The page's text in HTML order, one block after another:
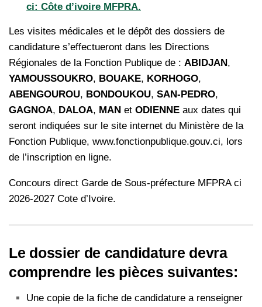
ci: Côte d’ivoire MFPRA.
Les visites médicales et le dépôt des dossiers de
candidature s’effectueront dans les Directions
Régionales de la Fonction Publique de : ABIDJAN,
YAMOUSSOUKRO, BOUAKE, KORHOGO,
ABENGOUROU, BONDOUKOU, SAN-PEDRO,
GAGNOA, DALOA, MAN et ODIENNE aux dates qui
seront indiquées sur le site internet du Ministère de la
Fonction Publique, www.fonctionpublique.gouv.ci, lors
de l’inscription en ligne.
Concours direct Garde de Sous-préfecture MFPRA ci
2026-2027 Cote d’Ivoire.
Le dossier de candidature devra
comprendre les pièces suivantes:
Une copie de la fiche de candidature a renseigner